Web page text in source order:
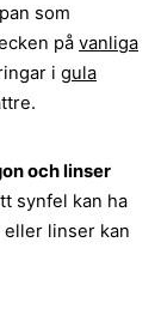
som
på vanliga
i gula
och linser
synfel kan ha
linser kan